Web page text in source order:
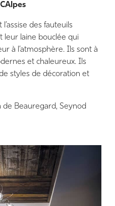
des fauteuils
leur laine bouclée qui
à l’atmosphère. Ils sont à
et chaleureux. Ils
styles de décoration et
de Beauregard, Seynod